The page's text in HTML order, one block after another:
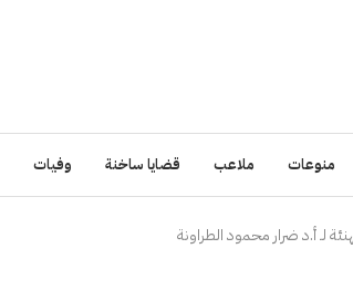
منوعات ملاعب قضايا ساخنة وفيات
لـ أ.د ضرار محمود الطراونة